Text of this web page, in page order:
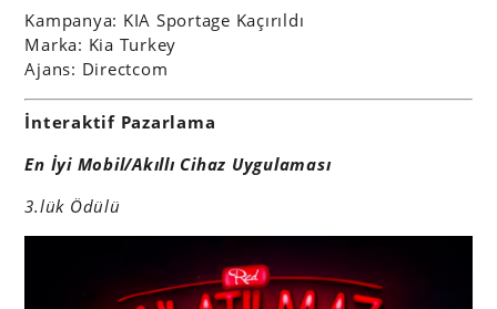
Kampanya: KIA Sportage Kaçırıldı
Marka: Kia Turkey
Ajans: Directcom
İnteraktif Pazarlama
En İyi Mobil/Akıllı Cihaz Uygulaması
3.lük Ödülü